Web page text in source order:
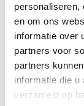
personaliseren,
en om ons
informatie over
partners voor
partners
informatie die u
verzameld op
Home
Over ons
Nieuws
Blogs
Contact